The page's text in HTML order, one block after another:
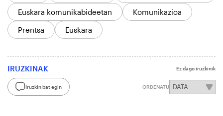
Euskara komunikabideetan
Komunikazioa
Prentsa
Euskara
IRUZKINAK Ez dago iruzkinik
Iruzkin bat egin ORDENATU